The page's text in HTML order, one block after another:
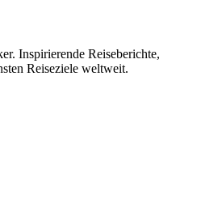
Inspirierende Reiseberichte,
Reiseziele weltweit.